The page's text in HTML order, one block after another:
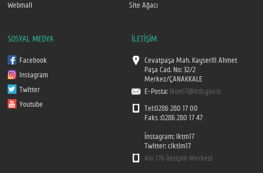
Webmail
Site Ağacı
SOSYAL MEDYA
Facebook
Instagram
Twitter
Youtube
İLETİŞİM
Cevatpaşa Mah. Kayserili Ahmet
Paşa Cad. No: 32/2
Merkez/ÇANAKKALE
E-Posta: iktm17@ktb.gov.tr
Tel:0286 280 17 00
Faks :0286 280 17 47
İnstagram: iktm17
Twitter: ciktim17
Alo 176 İletişim Merkezi